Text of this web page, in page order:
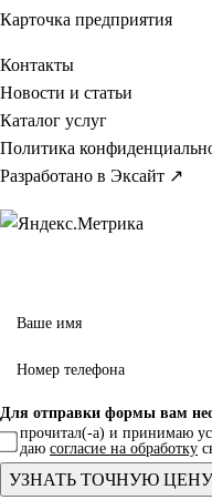
Карточка предприятия
Контакты
Новости и статьи
Каталог услуг
Политика
Разработано в Эксайт ↗
Для отправки формы вам
прочитал(-а) и принимаю
даю согласие на обработку